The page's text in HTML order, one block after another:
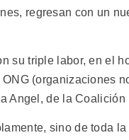
regresan con un
su triple labor, en el
(organizaciones
Angel, de la
sino de toda